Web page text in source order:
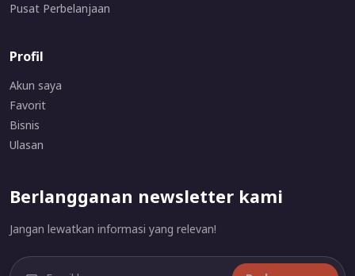
Pusat Perbelanjaan
Profil
Akun saya
Favorit
Bisnis
Ulasan
Berlangganan newsletter kami
Jangan lewatkan informasi yang relevan!